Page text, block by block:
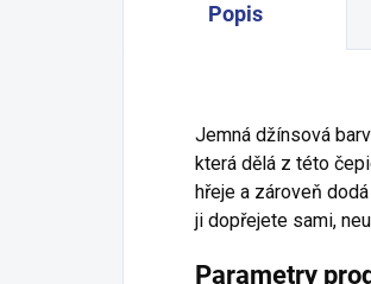
Popis
Jemná džínsová
která dělá z této
hřeje a zároveň
ji dopřejete sami,
Parametry